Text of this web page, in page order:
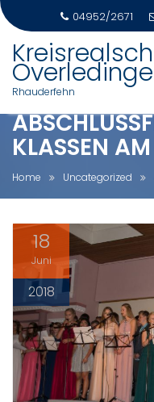
content
04952/2671
Rhauderfehn
KLASSEN
Home Uncategorized
18
Juni
2018